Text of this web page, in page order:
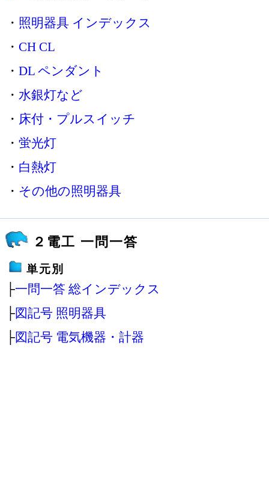
・ 照明器具 インデックス
・ CH CL
・ DL ペンダント
・ 水銀灯など
・ 床付・プルスイッチ
・ 蛍光灯
・ 白熱灯
・ その他の照明器具
２電工 一問一答
単元別
├一問一答 総インデックス
├図記号 照明器具
├図記号 電気機器・計器